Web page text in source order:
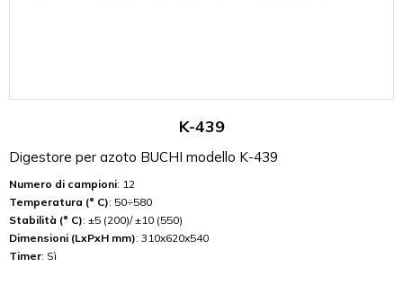
K-439
Digestore per azoto BUCHI modello K-439
Numero di campioni: 12
Temperatura (° C): 50÷580
Stabilità (° C): ±5 (200)/ ±10 (550)
Dimensioni (LxPxH mm): 310x620x540
Timer: Sì